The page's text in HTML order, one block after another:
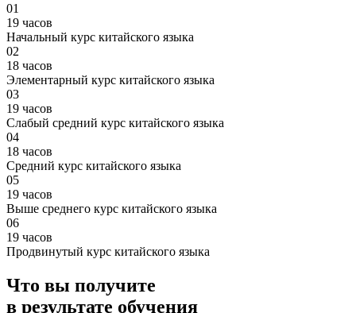
01
19 часов
Начальный курс китайского языка
02
18 часов
Элементарный курс китайского языка
03
19 часов
Слабый средний курс китайского языка
04
18 часов
Средний курс китайского языка
05
19 часов
Выше среднего курс китайского языка
06
19 часов
Продвинутый курс китайского языка
Что вы получите
в результате обучения